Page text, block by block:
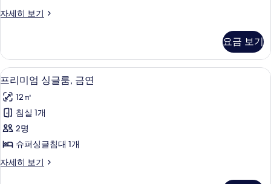
연
진
모
두
보
기
자세히 보기
스
룸,
금
연
세
히
보
기
요금 보기
프
리
미
엄
싱
룸,
14
프리미엄 싱글룸, 금연
12㎡
침실 1개
2명
슈퍼싱글침대 1개
자세히 보기
프